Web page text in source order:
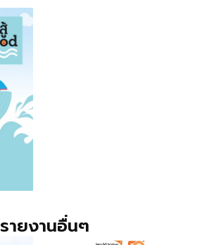
รายงานอื่นๆ